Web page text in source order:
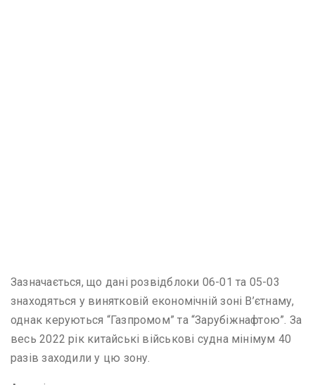
Зазначається, що дані розвідблоки 06-01 та 05-03
знаходяться у винятковій економічній зоні В’єтнаму,
однак керуються “Газпромом” та “Зарубіжнафтою”. За
весь 2022 рік китайські військові судна мінімум 40
разів заходили у цю зону.